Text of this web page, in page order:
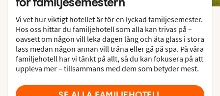
Vi vet hur viktigt hotellet är för en lyckad familjesemester.
Hos oss hittar du familjehotell som alla kan trivas på –
oavsett om någon vill leka dagen lång och äta glass i stora
lass medan någon annan vill träna eller gå på spa. På våra
familjehotell har vi tänkt på allt, så du kan fokusera på att
uppleva mer – tillsammans med dem som betyder mest.